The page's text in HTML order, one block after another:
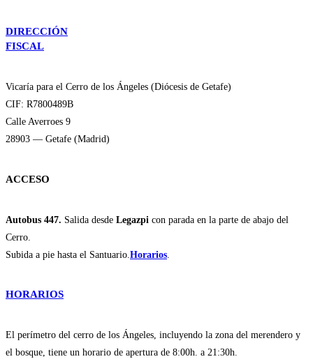
DIRECCIÓN
FISCAL
Vicaría para el Cerro de los Ángeles (Diócesis de Getafe)
CIF: R7800489B
Calle Averroes 9
28903 — Getafe (Madrid)
ACCESO
Autobus 447. Salida desde Legazpi con parada en la parte de abajo del
Cerro.
Subida a pie hasta el Santuario. Horarios
HORARIOS
El perímetro del cerro de los Ángeles, incluyendo la zona del merendero y
el bosque, tiene un horario de apertura de 8:00h. a 21:30h.